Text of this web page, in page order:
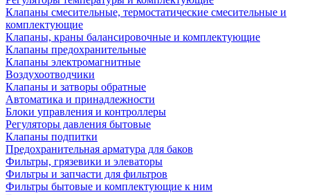
Клапаны смесительные, термостатические смесительные и
комплектующие
Клапаны, краны балансировочные и комплектующие
Клапаны предохранительные
Клапаны электромагнитные
Воздухоотводчики
Клапаны и затворы обратные
Автоматика и принадлежности
Блоки управления и контроллеры
Регуляторы давления бытовые
Клапаны подпитки
Предохранительная арматура для баков
Фильтры, грязевики и элеваторы
Фильтры и запчасти для фильтров
Фильтры бытовые и комплектующие к ним